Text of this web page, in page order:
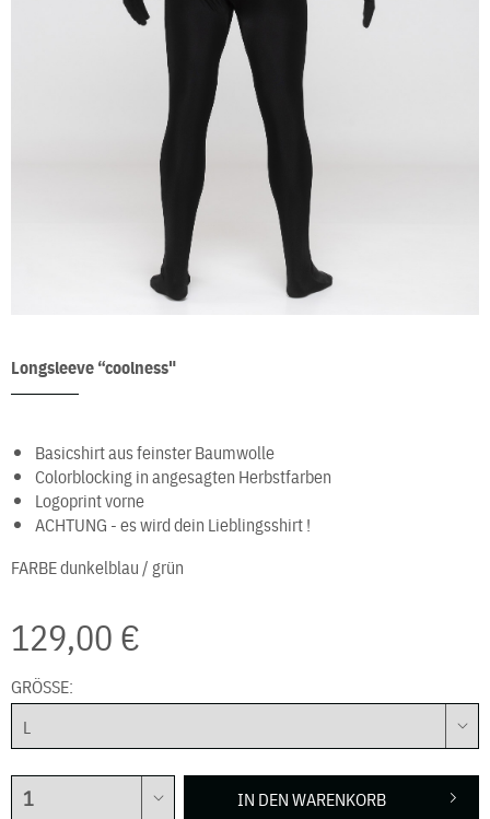
Longsleeve “coolness"
Basicshirt aus feinster Baumwolle
Colorblocking in angesagten Herbstfarben
Logoprint vorne
ACHTUNG - es wird dein Lieblingsshirt !
FARBEdunkelblau / grün
129,00 €
GRÖSSE:
IN DENWARENKORB